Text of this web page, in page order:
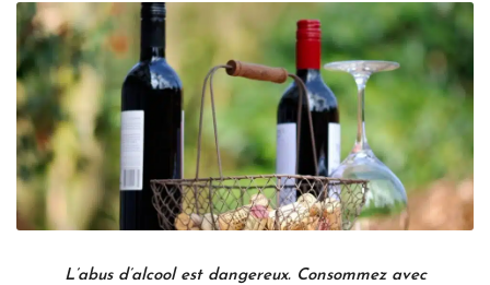
L’abus d’alcool est dangereux. Consommez avec